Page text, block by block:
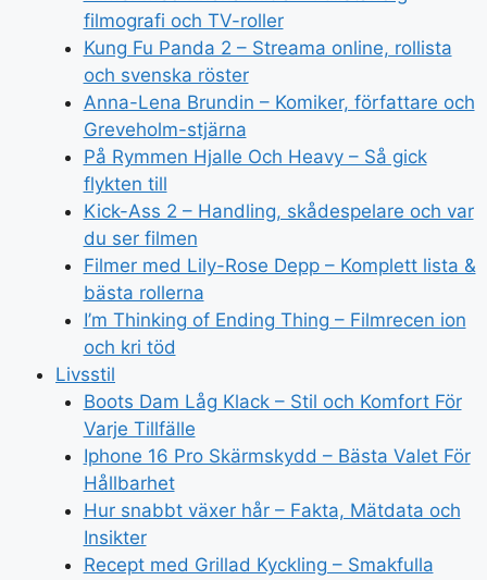
filmografi och TV-roller
Kung Fu Panda 2 – Streama online, rollista
och svenska röster
Anna-Lena Brundin – Komiker, författare och
Greveholm-stjärna
På Rymmen Hjalle Och Heavy – Så gick
flykten till
Kick-Ass 2 – Handling, skådespelare och var
du ser filmen
Filmer med Lily-Rose Depp – Komplett lista &
bästa rollerna
I’m Thinking of Ending Thing – Filmrecen ion
och kri töd
Livsstil
Boots Dam Låg Klack – Stil och Komfort För
Varje Tillfälle
Iphone 16 Pro Skärmskydd – Bästa Valet För
Hållbarhet
Hur snabbt växer hår – Fakta, Mätdata och
Insikter
Recept med Grillad Kyckling – Smakfulla